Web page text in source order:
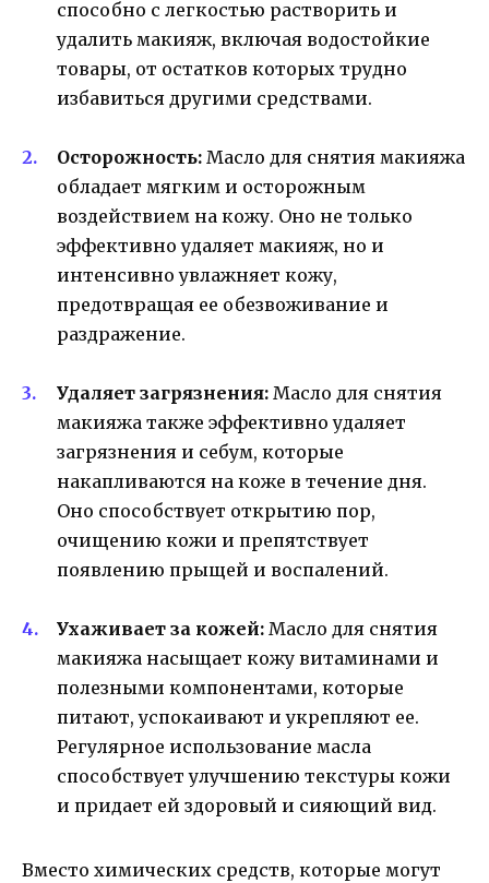
способно с легкостью растворить и
удалить макияж, включая водостойкие
товары, от остатков которых трудно
избавиться другими средствами.
Осторожность: Масло для снятия макияжа
обладает мягким и осторожным
воздействием на кожу. Оно не только
эффективно удаляет макияж, но и
интенсивно увлажняет кожу,
предотвращая ее обезвоживание и
раздражение.
Удаляет загрязнения: Масло для снятия
макияжа также эффективно удаляет
загрязнения и себум, которые
накапливаются на коже в течение дня.
Оно способствует открытию пор,
очищению кожи и препятствует
появлению прыщей и воспалений.
Ухаживает за кожей: Масло для снятия
макияжа насыщает кожу витаминами и
полезными компонентами, которые
питают, успокаивают и укрепляют ее.
Регулярное использование масла
способствует улучшению текстуры кожи
и придает ей здоровый и сияющий вид.
Вместо химических средств, которые могут